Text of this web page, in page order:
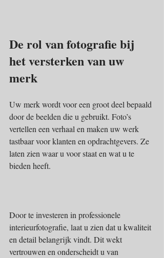
De rol van fotografie bij
het versterken van uw
merk
Uw merk wordt voor een groot deel bepaald
door de beelden die u gebruikt. Foto’s
vertellen een verhaal en maken uw werk
tastbaar voor klanten en opdrachtgevers. Ze
laten zien waar u voor staat en wat u te
bieden heeft.
Door te investeren in professionele
interieurfotografie, laat u zien dat u kwaliteit
en detail belangrijk vindt. Dit wekt
vertrouwen en onderscheidt u van